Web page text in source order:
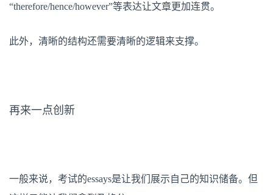
“therefore/hence/however”等表达让文章更加连贯。
此外，清晰的结构还需要清晰的逻辑来支撑。
再来一点创新
一般来说，考试的essays是让我们展示自己的知识储备。但